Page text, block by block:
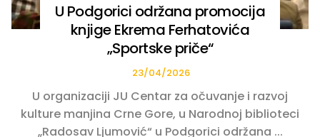
U Podgorici održana promocija
knjige Ekrema Ferhatovića
„Sportske priče“
23/04/2026
U organizaciji JU Centar za očuvanje i razvoj
kulture manjina Crne Gore, u Narodnoj biblioteci
„Radosav Ljumović“ u Podgorici održana ...